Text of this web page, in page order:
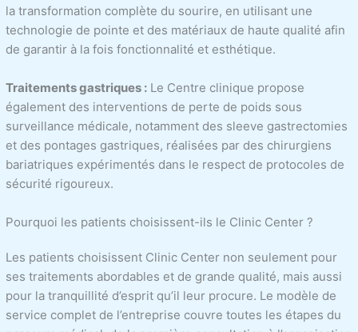
la transformation complète du sourire, en utilisant une
technologie de pointe et des matériaux de haute qualité afin
de garantir à la fois fonctionnalité et esthétique.
Traitements gastriques : Le Centre clinique propose
également des interventions de perte de poids sous
surveillance médicale, notamment des sleeve gastrectomies
et des pontages gastriques, réalisées par des chirurgiens
bariatriques expérimentés dans le respect de protocoles de
sécurité rigoureux.
Pourquoi les patients choisissent-ils le Clinic Center ?
Les patients choisissent Clinic Center non seulement pour
ses traitements abordables et de grande qualité, mais aussi
pour la tranquillité d’esprit qu’il leur procure. Le modèle de
service complet de l’entreprise couvre toutes les étapes du